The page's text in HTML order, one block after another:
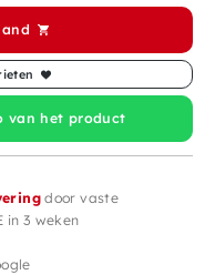
van het product
door vaste
in 3 weken